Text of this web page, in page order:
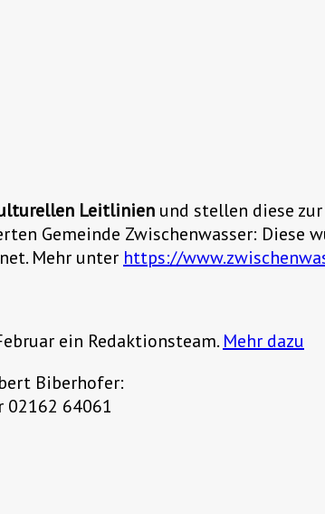
Leitlinien und stellen diese
Gemeinde Zwischenwasser: Diese
Mehr unter https://
ein Redaktionsteam. Mehr dazu
Biberhofer:
02162 64061